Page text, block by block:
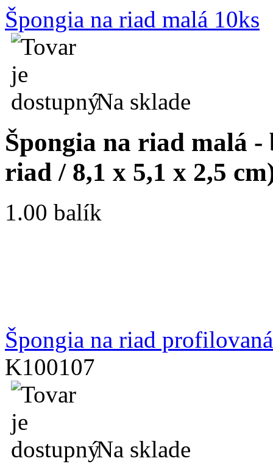
Špongia na riad malá 10ks
Na sklade
Špongia na riad malá -
riad / 8,1 x 5,1 x 2,5
1.00 balík
Špongia na riad
K100107
Na sklade